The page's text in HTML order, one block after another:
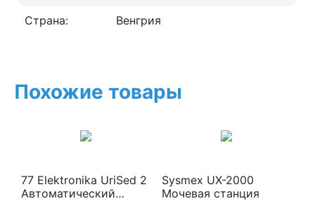
Страна: Венгрия
Похожие товары
77 Elektronika UriSed 2
Автоматический
Sysmex UX-2000
Мочевая станция